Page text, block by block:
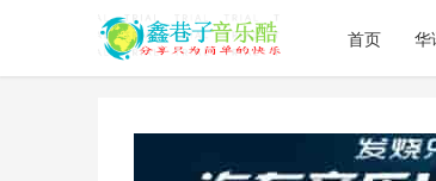
首页 华